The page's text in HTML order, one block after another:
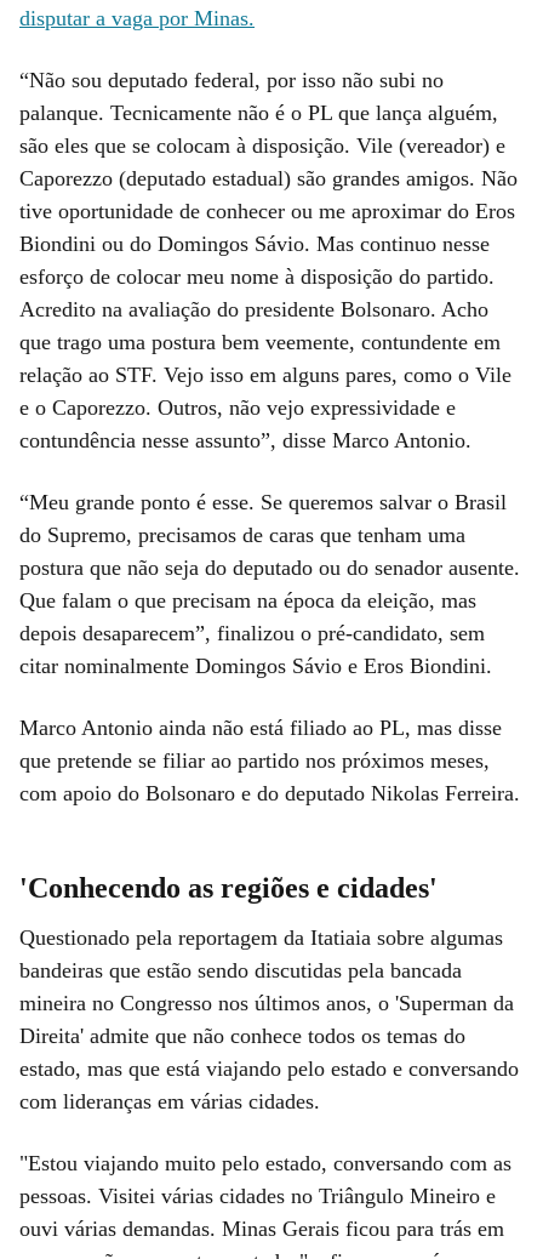
disputar a vaga por Minas.
“Não sou deputado federal, por isso não subi no
palanque. Tecnicamente não é o PL que lança alguém,
são eles que se colocam à disposição. Vile (vereador) e
Caporezzo (deputado estadual) são grandes amigos. Não
tive oportunidade de conhecer ou me aproximar do Eros
Biondini ou do Domingos Sávio. Mas continuo nesse
esforço de colocar meu nome à disposição do partido.
Acredito na avaliação do presidente Bolsonaro. Acho
que trago uma postura bem veemente, contundente em
relação ao STF. Vejo isso em alguns pares, como o Vile
e o Caporezzo. Outros, não vejo expressividade e
contundência nesse assunto”, disse Marco Antonio.
“Meu grande ponto é esse. Se queremos salvar o Brasil
do Supremo, precisamos de caras que tenham uma
postura que não seja do deputado ou do senador ausente.
Que falam o que precisam na época da eleição, mas
depois desaparecem”, finalizou o pré-candidato, sem
citar nominalmente Domingos Sávio e Eros Biondini.
Marco Antonio ainda não está filiado ao PL, mas disse
que pretende se filiar ao partido nos próximos meses,
com apoio do Bolsonaro e do deputado Nikolas Ferreira.
'Conhecendo as regiões e cidades'
Questionado pela reportagem da Itatiaia sobre algumas
bandeiras que estão sendo discutidas pela bancada
mineira no Congresso nos últimos anos, o 'Superman da
Direita' admite que não conhece todos os temas do
estado, mas que está viajando pelo estado e conversando
com lideranças em várias cidades.
"Estou viajando muito pelo estado, conversando com as
pessoas. Visitei várias cidades no Triângulo Mineiro e
ouvi várias demandas. Minas Gerais ficou para trás em